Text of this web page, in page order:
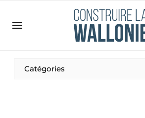
Emploi
Enregistrer une offre d’emploi
Catégories